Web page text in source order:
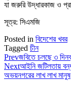
যা জরুরি উদ্ধারকাজ ও
সূত্র: সিএমজি
Posted in বিদেশের খবর
Tagged চীন
Prevজবিতে চলছে ৩
Nextআইনি জটিলতায়
অভয়নগরের লাখ লাখ মানুষ